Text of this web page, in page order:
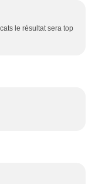
le résultat sera top